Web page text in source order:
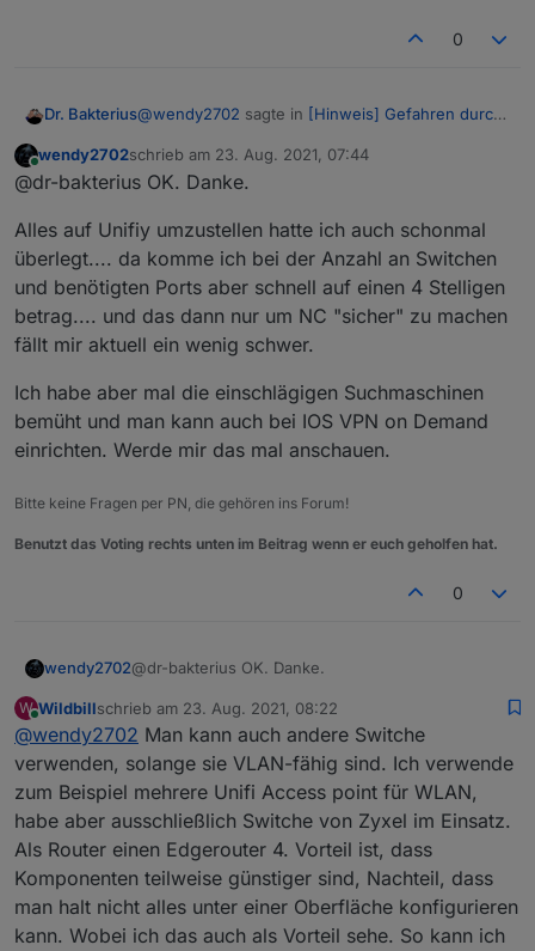
0
Dr. Bakterius@wendy2702 sagte in [Hinweis] Gefahren durch
Wenn du eigenes VLAN verwendest,
und was spricht aus deiner Sicht gegen
Ich habe die Gerätschaften von Unifi. Viele
bessere Router können das aber auch von
anderen Herstellern und man benötigt managed
Switches.
Gegen eine DMZ spricht IMHO, dass der gesamte
Netzwerkverkehr aus dem Internet auf den
angegebenen Rechner trifft. Reißt eventuell
unnötige Lücken auf.
Online
wendy2702schrieb am 23. Aug. 2021, 07:44
zuletzt editiert von
@dr-bakterius OK. Danke.
Alles auf Unifiy umzustellen hatte ich auch schonmal
überlegt.... da komme ich bei der Anzahl an Switchen
und benötigten Ports aber schnell auf einen 4 Stelligen
betrag.... und das dann nur um NC "sicher" zu machen
fällt mir aktuell ein wenig schwer.
Ich habe aber mal die einschlägigen Suchmaschinen
bemüht und man kann auch bei IOS VPN on Demand
einrichten. Werde mir das mal anschauen.
Bitte keine Fragen per PN, die gehören ins Forum!
Benutzt das Voting rechts unten im Beitrag wenn er euch geholfen hat.
0
wendy2702@dr-bakterius OK. Danke.
Alles auf Unifiy umzustellen hatte ich auch
schonmal überlegt.... da komme ich bei der Anzahl
an Switchen und benötigten Ports aber schnell auf
einen 4 Stelligen betrag.... und das dann nur um
NC "sicher" zu machen fällt mir aktuell ein wenig
schwer.
Ich habe aber mal die einschlägigen
Suchmaschinen bemüht und man kann auch bei
IOS VPN on Demand einrichten. Werde mir das mal
anschauen.
W
Online
Wildbillschrieb am 23. Aug. 2021, 08:22
zuletzt editiert von
@wendy2702 Man kann auch andere Switche
verwenden, solange sie VLAN-fähig sind. Ich verwende
zum Beispiel mehrere Unifi Access point für WLAN,
habe aber ausschließlich Switche von Zyxel im Einsatz.
Als Router einen Edgerouter 4. Vorteil ist, dass
Komponenten teilweise günstiger sind, Nachteil, dass
man halt nicht alles unter einer Oberfläche konfigurieren
kann. Wobei ich das auch als Vorteil sehe. So kann ich